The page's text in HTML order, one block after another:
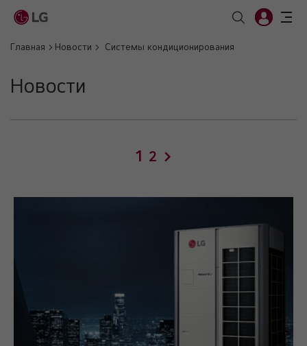
Главная Новости Системы кондиционирования
Новости
1 2 >